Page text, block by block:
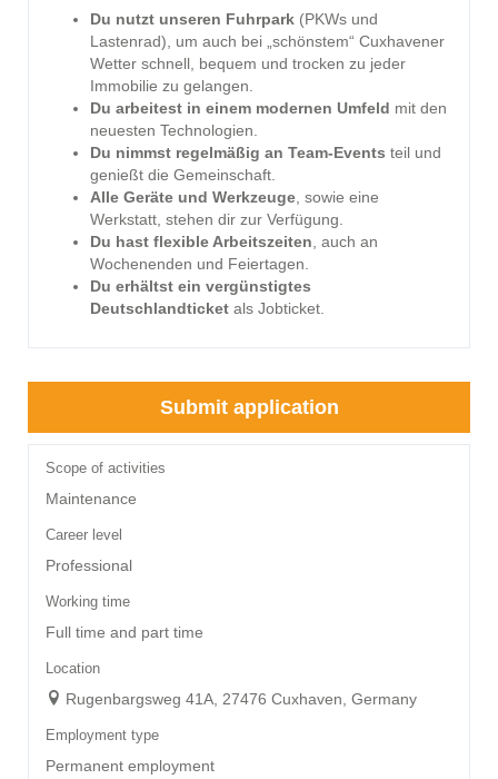
Du nutzt unseren Fuhrpark (PKWs und
Lastenrad), um auch bei „schönstem“ Cuxhavener
Wetter schnell, bequem und trocken zu jeder
Immobilie zu gelangen.
Du arbeitest in einem modernen Umfeld mit den
neuesten Technologien.
Du nimmst regelmäßig an Team-Events teil und
genießt die Gemeinschaft.
Alle Geräte und Werkzeuge , sowie eine
Werkstatt, stehen dir zur Verfügung.
Du hast flexible Arbeitszeiten , auch an
Wochenenden und Feiertagen.
Du erhältst ein vergünstigtes
Deutschlandticket als Jobticket.
Submit application
Scope of activities
Maintenance
Career level
Professional
Working time
Full time and part time
Location
Rugenbargsweg 41A, 27476 Cuxhaven, Germany
Employment type
Permanent employment